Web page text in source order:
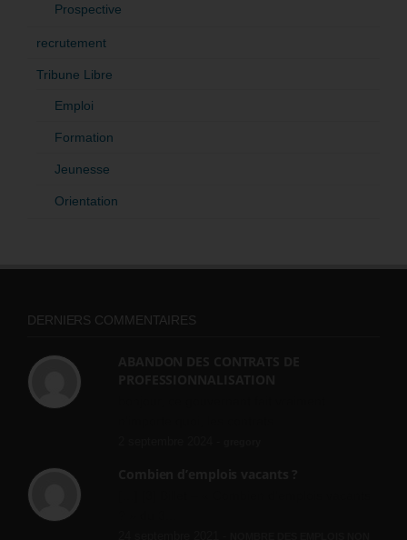
Prospective
recrutement
Tribune Libre
Emploi
Formation
Jeunesse
Orientation
DERNIERS COMMENTAIRES